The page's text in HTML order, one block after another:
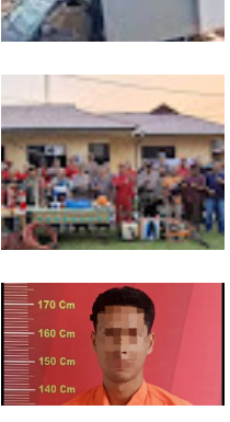
Mobil Box Terjun ke Jurang
Depan KC, Diduga Rem
Blong
Polsek Entikong Gelar Apel
Siaga Karhutla 2026, Sinergi
Lintas Sektor Cegah
Kebakaran Hutan dan Lahan